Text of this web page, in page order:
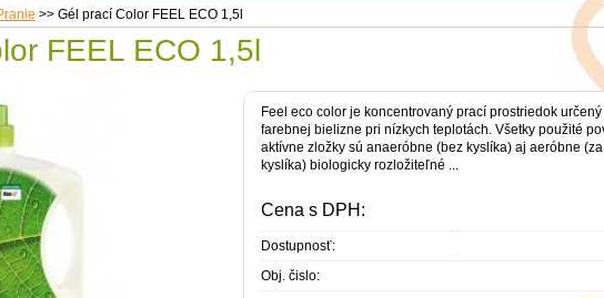
>> Gél prací Color FEEL ECO 1,5l
FEEL ECO 1,5l
Feel eco color je koncentrovaný prací prostriedok
farebnej bielizne pri nízkych teplotách. Všetky použité
aktívne zložky sú anaeróbne (bez kyslíka) aj aeróbne
kyslíka) biologicky rozložiteľné ...
Cena s DPH:
Dostupnosť:
Obj. čislo: